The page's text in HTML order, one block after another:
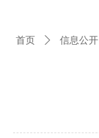
首页 ꄲ 信息公开